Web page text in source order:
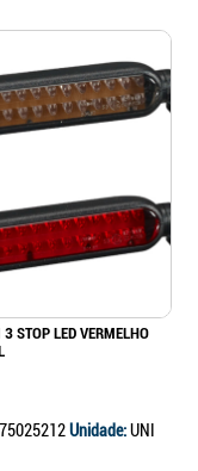
3 STOP LED VERMELHO
Unidade:UNI